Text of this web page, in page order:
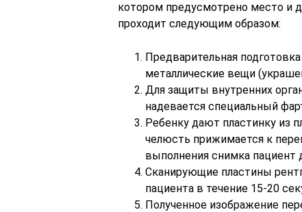
котором предусмотрено место и
проходит следующим образом:
Предварительная
металлические вещи
Для защиты внутренних
надевается специальный
Ребенку дают пластинку из
челюсть прижимается к
выполнения снимка
Сканирующие пластины
пациента в течение 15-20
Полученное изображение